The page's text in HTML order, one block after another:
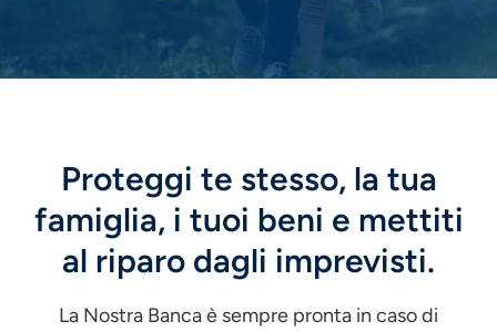
Proteggi te stesso, la tua
famiglia, i tuoi beni e mettiti
al riparo dagli imprevisti.
La Nostra Banca è sempre pronta in caso di